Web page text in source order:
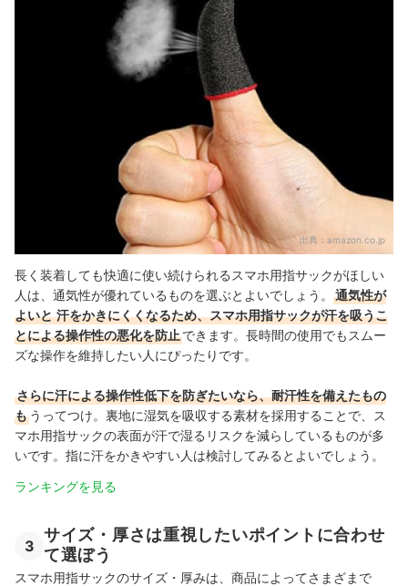
出典： amazon.co.jp
長く装着しても快適に使い続けられる スマホ用指サックがほしい
人は、通気性が優れているものを選ぶとよいでしょう。
通気性が
よいと 汗をかきにくくなるため、スマホ用指サックが汗を吸うこ
とによる操作性の悪化を防止できます。 長時間の使用でもスムー
ズな操作を維持したい人にぴったりです。
さらに汗による操作性低下を防ぎたいなら、耐汗性を備えたもの
も うってつけ。 裏地に湿気を吸収する素材を採用することで、
ス
マホ用指サックの表面が汗で湿るリスクを減らしているものが多
いです。指に汗をかきやすい人は検討してみるとよいでしょう。
ランキングを見る
3
サイズ・厚さは重視したいポイントに合わせ
て選ぼう
スマホ用指サックのサイズ・厚みは、商品によってさまざまで